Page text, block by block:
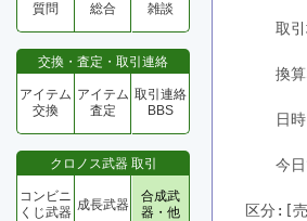
質問 総合 雑談
交換・査定・取引連絡
アイテム
交換
アイテム
査定
取引連絡
BBS
クロノス武器 取引
コンビニ
くじ武器 成長武器
合成武
器・他
取引
換算
日時、
今日で
区分:[